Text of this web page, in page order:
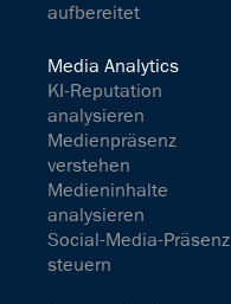
aufbereitet
Media Analytics
KI-Reputation
analysieren
Medienpräsenz
verstehen
Medieninhalte
analysieren
Social-Media-Präsenz
steuern